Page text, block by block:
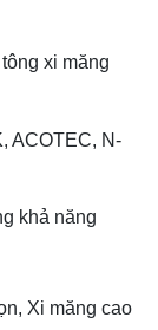
xi măng
ACOTEC, N-
khả năng
Xi măng cao